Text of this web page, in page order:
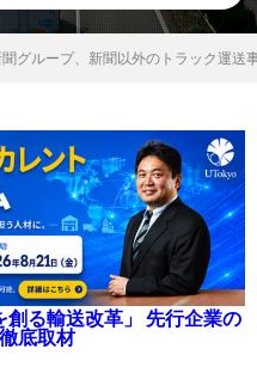
グループ、新聞以外のトラック運送
る輸送改革」 先行企業の
底取材